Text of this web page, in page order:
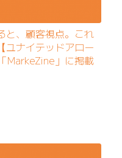
と、顧客視点。これ
ユナイテッドアロー
MarkeZine」に掲載